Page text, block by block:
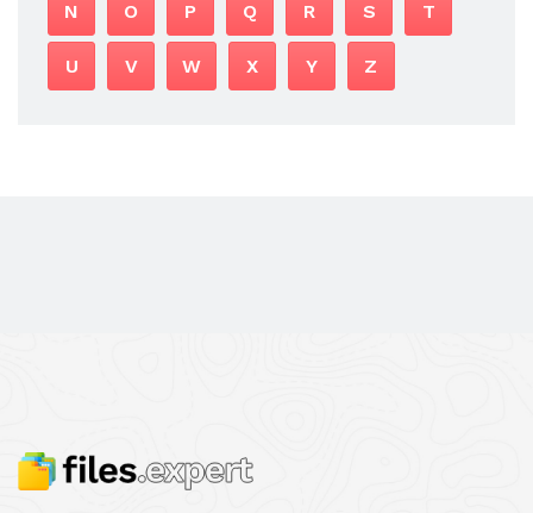
N O P Q R S T
U V W X Y Z